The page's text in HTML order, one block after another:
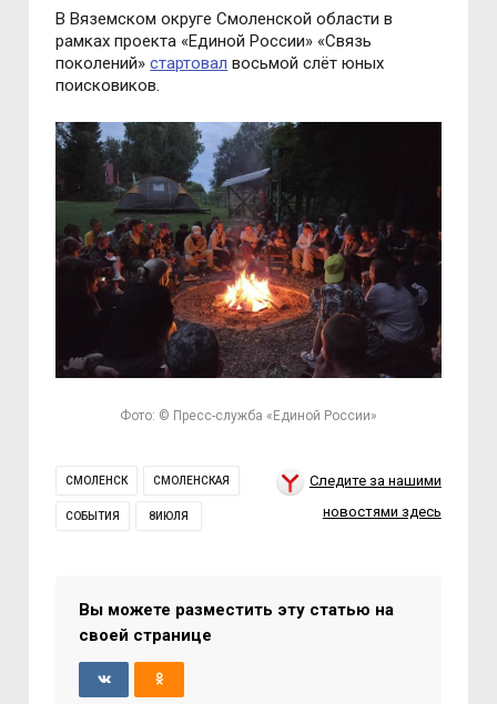
В Вяземском округе Смоленской области в
рамках проекта «Единой России» «Связь
поколений»стартовал восьмой слёт юных
поисковиков.
Фото: © Пресс-служба «Единой России»
СМОЛЕНСК СМОЛЕНСКАЯ
СОБЫТИЯ 8ИЮЛЯ
Следите за нашими
новостями здесь
Вы можете разместить эту статью на
своей странице